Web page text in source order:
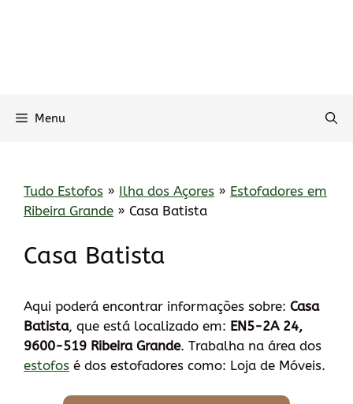
Menu
Tudo Estofos » Ilha dos Açores » Estofadores em
Ribeira Grande » Casa Batista
Casa Batista
Aqui poderá encontrar informações sobre: Casa
Batista, que está localizado em: EN5-2A 24,
9600-519 Ribeira Grande. Trabalha na área dos
estofos é dos estofadores como: Loja de Móveis.